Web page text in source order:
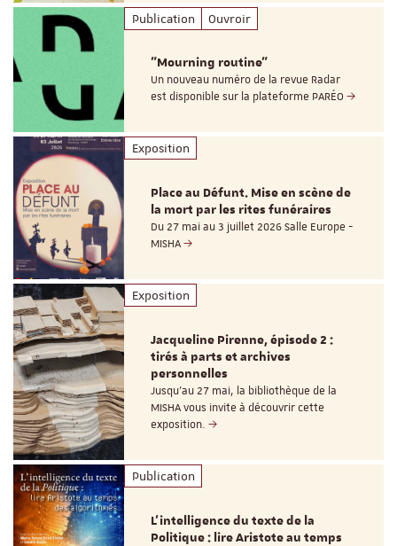
Publication Ouvroir
"Mourning routine"
Un nouveau numéro de la revue Radar
est disponible sur la plateforme PARÉO
Exposition
Place au Défunt. Mise en scène de
la mort par les rites funéraires
Du 27 mai au 3 juillet 2026 Salle Europe -
MISHA
Exposition
Jacqueline Pirenne, épisode 2 :
tirés à parts et archives
personnelles
Jusqu’au 27 mai, la bibliothèque de la
MISHA vous invite à découvrir cette
exposition.
Publication
L’intelligence du texte de la
Politique : lire Aristote au temps